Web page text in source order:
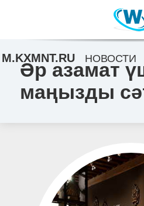
Әр азамат
маңызды
M.KXMNT.RU НОВОСТИ